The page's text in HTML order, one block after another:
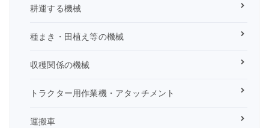
耕運する機械
種まき・田植え等の機械
収穫関係の機械
トラクター用作業機・アタッチメント
運搬車